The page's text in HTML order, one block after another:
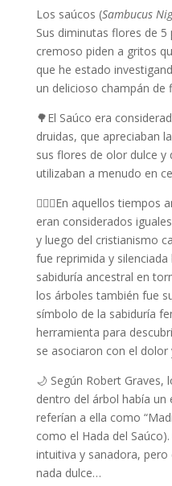
Los saúcos (Sambucus
Sus diminutas flores de
cremoso piden a gritos
que he estado
un delicioso champán de
🌳El Saúco era
druidas, que apreciaban
sus flores de olor dulce y
utilizaban a menudo en
🧙🏼‍♂️En aquellos tiempos
eran considerados
y luego del cristianismo
fue reprimida y
sabiduría ancestral en
los árboles también fue
símbolo de la sabiduría
herramienta para
se asociaron con el dolor
🌙 Según Robert Graves,
dentro del árbol había un
referían a ella como
como el Hada del
intuitiva y sanadora,
nada dulce…